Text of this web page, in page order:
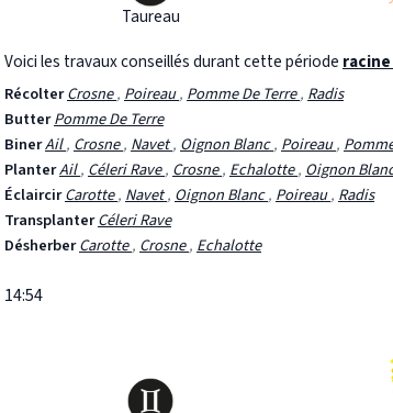
Taureau
Voici les travaux conseillés durant cette période racine
RécolterCrosne, Poireau, Pomme De Terre, Radis
ButterPomme De Terre
BinerAil, Crosne, Navet, Oignon Blanc, Poireau,
PlanterAil, Céleri Rave, Crosne, Echalotte, Oignon
ÉclaircirCarotte, Navet, Oignon Blanc, Poireau, Radis
TransplanterCéleri Rave
DésherberCarotte, Crosne, Echalotte
14:54